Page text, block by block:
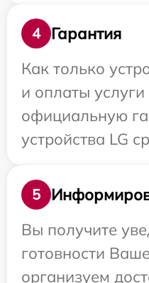
4
Гарантия
Как только
и оплаты
официальную
устройства LG
5
Вы получите
готовности
организуем